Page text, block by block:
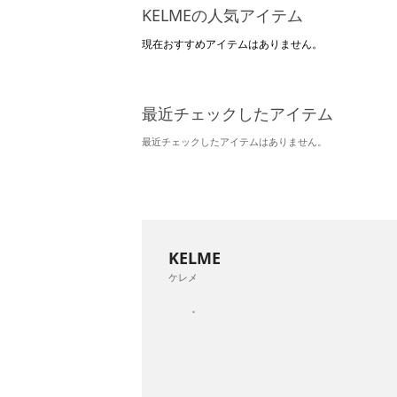
KELMEの人気アイテム
現在おすすめアイテムはありません。
最近チェックしたアイテム
最近チェックしたアイテムはありません。
KELME
ケレメ